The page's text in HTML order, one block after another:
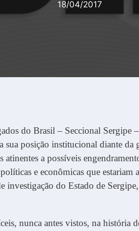
18/04/2017
do Brasil – Seccional Sergipe
sua posição institucional diante da
atinentes a possíveis
e econômicas que estariam
investigação do Estado de
nunca antes vistos, na história